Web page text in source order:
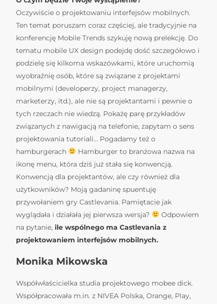
Oczywiście o projektowaniu interfejsów mobilnych.
Ten temat poruszam coraz częściej, ale tradycyjnie na
konferencję Mobile Trends szykuję nową prelekcję. Do
tematu mobile UX design podejdę dość szczegółowo i
podzielę się kilkoma wskazówkami, które uruchomią
wyobraźnię osób, które są związane z projektami
mobilnymi (developerzy, project managerzy,
marketerzy, itd.), ale nie są projektantami i pewnie o
tych rzeczach nie wiedzą. Pokażę parę przykładów
związanych z nawigacją na telefonie, zapytam o sens
projektowania tutoriali… Pogadamy też o
hamburgerach
Hamburger to branżowa nazwa na
ikonę menu, która dziś już stała się konwencją.
Konwencją dla projektantów, ale czy również dla
użytkowników? Moją gadaninę spuentuję
przywołaniem gry Castlevania. Pamiętacie jak
wyglądała i działała jej pierwsza wersja?
Odpowiem
na pytanie, ile wspólnego ma Castlevania z
projektowaniem interfejsów mobilnych.
Monika Mikowska
Współwłaścicielka studia projektowego mobee dick.
Współpracowała m.in. z NIVEA Polska, Orange, Play,